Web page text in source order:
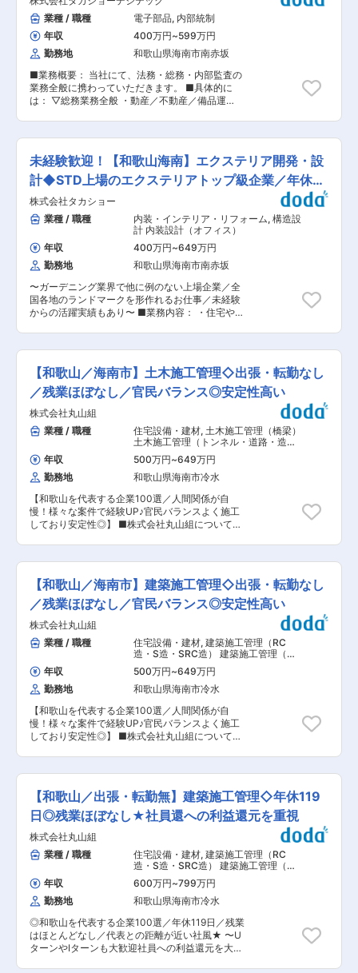
タートを手厚く支援します◎ ■当社について： ◇
エクステリア業界の中でも珍しい“屋外照明”に特
化したメーカーとして、自社で企画デザインから
設計開発、製造、販売まで一貫した事業展開をし
ています。 ◇自社製品が実際に街中で使用されて
いる様子やエンドユーザーの反応を直接見ること
ができるのが当社の魅力です。 ◇“今暗いところ
に光を灯す“ 「光の演出で人の心を彩る」をビジ
ョンに掲げ、ものづくりだけでなく、照明の光を
あてることによって生まれる価値をつくることも
く。全国各地で地方創生を目的としたイルミネー
ションイベントを企画運営するなど、光の力でま
ちの賑わいを創出する、地域活性化にも取り組ん
でいます。社員の声が事業としても形になってい
ます。 変更の範囲：会社の定める業務
た倉庫運営や作業計画の立案 ・業務効率化や運営
改善に向けた改善提案や仕組みづくり ・倉庫スタ
ッフや協力メンバーへの作業指示やチーム統括
（歓迎） ■業務の特徴： ・イベントや工事案件
て、現場と倉庫をつなぐ重要な役割を担っていた
だきます。 ・シーズンごとの需要変動を踏まえた
計画立案やレイアウト管理など、運営目線で倉庫
社の特徴： 当社はエクステリア業界の中でも珍し
い屋外照明に特化したメーカーとして、企画デザ
インから設計開発、製造、販売まで一貫して手掛
けています。自社製品が街中やイベントで実際に
使用される様子を間近で感じながら、「光の演出
で人の心を彩る」というビジョンのもと、地方創
生や地域活性化につながるイルミネーション企画
運営にも取り組んでいます。 変更の範囲：会社の
定める業務
業種 / 職種
電子部品, 内部統制
年収
400万円~599万円
勤務地
和歌山県海南市南赤坂
■業務概要： 当社にて、法務・総務・内部監査の
業務全般に携わっていただきます。 ■具体的に
は： ▽総務業務全般 ・動産／不動産／備品運
契約・取引関連業務 ・コンプライアンス関連業務
・訴訟対応／弁護士連携 ▽内部監査 ・内部監査
計画に基づく定例監査／業務監査対応全般 ・内部
統制監査対応 ■ポジションの魅力： 弊社の成長
に伴い内部統制の対応等、業務量・複雑さが増大
しているとともに、より実効的な統制構築や必要
な枠組み・プロセスを整理して的確な統制を推進
しつつ内部統制の生産性向上を図ることが求めら
れています。 成長を続ける当社の屋台骨を支えて
いる部門のため、やりがいと責任のあるポジショ
ンです。 ■UIターンの支援について： 和歌山へ
のUIターン入社に関するサポートもしており、実
際にUIターンで入社した社員も数多く在籍してい
ます！ 地元へ貢献したい、自然豊かな場所でワー
ク・ライフ・バランスを充実させたいなど、目的
は様々ですが、新しい環境でのキャリア形成や生
明”に特化したメーカーとして、自社で企画デザ
インから設計開発、製造、販売まで一貫した事業
展開をしています。 ◇自社製品が実際に街中で使
用されている様子やエンドユーザーの反応を直接
見ることができるのが、当社の魅力です。 ◇“今
暗いところに光を灯す“ 「光の演出で人の心を彩
る」をビジョンに掲げ、ものづくりだけでなく、
照明の光をあてることによって生まれる価値をつ
くることも大切にしています。暗い場所に光を灯
すことで人が集い、交流が生まれ、街に賑わいが
広がっていく。全国各地で地方創生を目的とした
イルミネーションイベントを企画運営するなど、
光の力でまちの賑わいを創出する、地域活性化に
業務
未経験歓迎！【和歌山海南】エクステリア開発・設
計◆STD上場のエクステリアトップ級企業／年休
124日
株式会社タカショー
業種 / 職種
内装・インテリア・リフォーム, 構造設
計 内装設計（オフィス）
年収
400万円~649万円
勤務地
和歌山県海南市南赤坂
〜ガーデニング業界で他に例のない上場企業／全
国各地のランドマークを形作れるお仕事／未経験
からの活躍実績もあり〜 ■業務内容： ・住宅や
から参画し、各担当者と方向性を擦り合わせる
等、製品が商品化されるまでの一連工程に携われ
ます。 ＜具体的には…＞ ◇企画の方向性が定ま
った後、2D-CADを用いた実際の設計工程に移行
します。設計完了後は生産部門と密に打ち合わせ
を重ね、商品化を図ります。 ■主な製品例： ・
目調のカーポート／ブロック塀上に設置可能なエ
クステリアフェンス／土で奥深い質感を表現した
爽土エクステリア ■当ポジションの特徴： ◇当
社が手掛けるエクステリア製品は国内のトレンド
だけでなく、ヨーロッパやアメリカ、中国、オー
ストラリア等、世界各地の最先端のガーデン事情
を反映し、真の価値を追求しています。 ◇これま
で築き上げた企業リソースを重んじつつ、柔軟な
視点で様々なアイデアを吸収し、自身の感性に深
みを与える姿勢が大切です。 ◇各工程の連携が重
でアイデアを反映出来る為、様々な工程を経て製
品が実際に世に出た時の達成感はひとしおです。
■配属先： ・配属となるプロダクトデザインセン
ターには、20代〜40代の計5名が在籍していま
す。 ■当社について： ・エクステリア・ガーデ
ニングの施工を個人・法人向けに提供している創
業91年の歴史を誇るエクステリア商材メーカーで
す。業界内でも稀有な東証スタンダード上場企業
です。 ・自社製造工場を国内に持つことで、顧客
のニーズに合わせた短納期かつ別注対応を可能と
しております。IT投資も積極的に行い、他社では
難しい施工完成イメージ図の可視化など他社との
差別化も図っております。 ・御堂筋のにぎわい創
ために働ける環境で大きなやりがいがございま
す。 変更の範囲：会社の定める業務
【和歌山／海南市】土木施工管理◇出張・転勤なし
／残業ほぼなし／官民バランス◎安定性高い
株式会社丸山組
業種 / 職種
住宅設備・建材, 土木施工管理（橋梁）
土木施工管理（トンネル・道路・造
成・ダム・河川・港湾・造園など）
年収 500万円~649万円
勤務地
和歌山県海南市冷水
【和歌山を代表する企業100選／人間関係が自
慢！様々な案件で経験UP♪官民バランスよく施工
しており安定性◎】 ■株式会社丸山組について：
還元する社風でより良い環境で働いていただける
よう、定期面談等含め、社員思いな会社です。 ■
業務内容： 土木施工管理をお任せします。 【土
木】 ●道路・河川・橋梁・トンネル など 道路工
事がメイン ■配属先の編成： 20〜60代のスタッ
フが45名ほど在籍。 土木部：20代３名・30代１
名・40代１名・50代３名・60代５名・70代１
名。 部署など関係なく、仕事を超えてみんな仲良
し、和気あいあいとした職場です。 ■施工事例：
・深谷大橋 ・毛原トンネル ・国道370号阪井バ
イパス ・中央防災公園造成 等 ■魅力ポイント
／当社について： 当社は海南の地に創業して65
年以上、地域の建築・土木・舗装を請け負ってき
ました。 現在活躍中の役員も、ほとんどが中途採
用からスタートした方ばかり。長く続けていける
働きやすさにも力を入れております。 また、代表
員、役員含め、なんでも話せるフラットさが当社
の魅力の一つです！
【和歌山／海南市】建築施工管理◇出張・転勤なし
／残業ほぼなし／官民バランス◎安定性高い
株式会社丸山組
業種 / 職種
住宅設備・建材, 建築施工管理（RC
造・S造・SRC造） 建築施工管理（木
造）
年収 500万円~649万円
勤務地
和歌山県海南市冷水
【和歌山を代表する企業100選／人間関係が自
慢！様々な案件で経験UP♪官民バランスよく施工
しており安定性◎】 ■株式会社丸山組について：
還元する社風でより良い環境で働いていただける
よう、定期面談等含め、社員思いな会社です。 ■
業務内容： 建築施工管理をお任せします。 ●民
間施設（社屋・倉庫）、公共施設、医療・福祉施
設、住宅関係 ・新築工事 ・耐震工事 ・改修工事
（リフォーム） ■配属先の編成： 20〜60代のス
タッフが45名ほど在籍。 建築部：20代１名・30
代２名・40代１名・50代１名・60代３名・70代
１名。 部署など関係なく、仕事を超えてみんな仲
良し、和気あいあいとした職場です。 ■施工事
例： ・深谷大橋 ・毛原トンネル ・国道370号阪
井バイパス ・中央防災公園造成 等 ■社風につ
いて： 部署の垣根を越え、社員同士が仲良く、和
気あいあいとした職場です。 社長は利益の還元を
重視しており、最近では決算賞与を支給していま
す。 また、コロナ禍には国からの補助金10万円
【和歌山／出張・転勤無】建築施工管理◇年休119
日◎残業ほぼなし★社員還への利益還元を重視
株式会社丸山組
業種 / 職種
住宅設備・建材, 建築施工管理（RC
造・S造・SRC造） 建築施工管理（木
造）
年収 600万円~799万円
勤務地
和歌山県海南市冷水
◎和歌山を代表する企業100選／年休119日／残業
はほとんどなし／代表との距離が近い社風★ 〜U
ターンやIターンも大歓迎社員への利益還元を大切